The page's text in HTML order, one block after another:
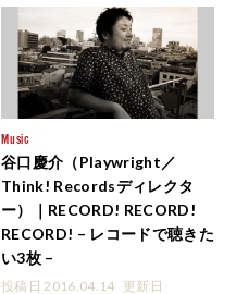
Music
谷口慶介（Playwright／
Think! Recordsディレクタ
ー）｜RECORD! RECORD!
RECORD! – レコードで聴きた
い3枚 –
投稿日 2016.04.14 更新日